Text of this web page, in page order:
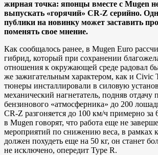
жирная точка: японцы вместе с Mugen
выпускать «горячий» CR-Z серийно.
публики на новинку может заставить
поменять свое мнение.
Как сообщалось ранее, в Mugen Euro
гибрид, который при сохранении
отношения к окружающей среде радовал
же зажигательным характером, как и Civic
тюнеры инсталлировали в силовую
механический нагнетатель, подняв отдачу
бензинового «атмосферника» до 200
CR-Z разгоняется до 100 км/ч примерно за
в Mugen говорят, что работа еще не
мероприятий по снижению веса, в рамках
должен похудеть еще на 50 кг, он станет
не исключено, опередит Type R.